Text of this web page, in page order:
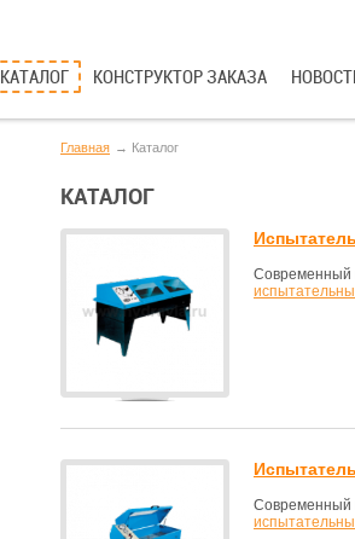
КАТАЛОГ КОНСТРУКТОР ЗАКАЗА
Главная Каталог
КАТАЛОГ
Современный
Современный